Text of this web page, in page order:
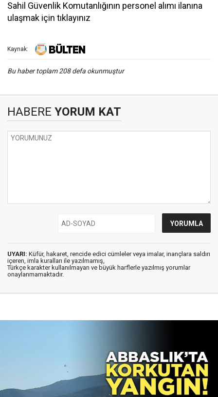
Sahil Güvenlik Komutanlığının personel alımı ilanına
ulaşmak için tıklayınız
Kaynak:
Bu haber toplam 208 defa okunmuştur
HABERE YORUM KAT
UYARI: Küfür, hakaret, rencide edici cümleler veya imalar, inançlara saldırı
içeren, imla kuralları ile yazılmamış,
Türkçe karakter kullanılmayan ve büyük harflerle yazılmış yorumlar
onaylanmamaktadır.